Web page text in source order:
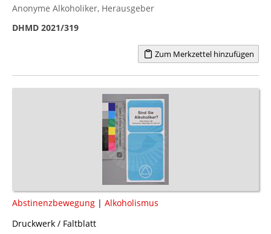
Anonyme Alkoholiker, Herausgeber
DHMD 2021/319
Zum Merkzettel hinzufügen
Abstinenzbewegung | Alkoholismus
Druckwerk / Faltblatt